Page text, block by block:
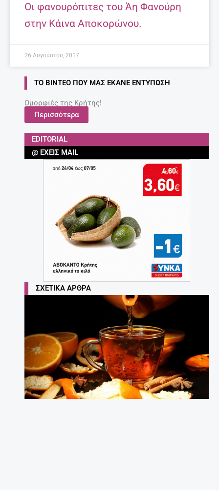
Οι φανουρόπιτες του Άη Φανούρη
στην Κάινα Αποκορώνου.
26 Αυγούστου, 2017
ΤΟ ΒΊΝΤΕΟ ΠΟΥ ΜΑΣ ΈΚΑΝΕ ΕΝΤΎΠΩΣΗ
Ομορφιές της Κρήτης!
Περισσότερα
EDITORIAL
@ ΈΧΕΙΣ MAIL
ΣΧΕΤΙΚΆ ΆΡΘΡΑ